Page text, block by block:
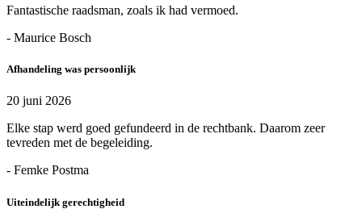
Fantastische raadsman, zoals ik had vermoed.
- Maurice Bosch
Afhandeling was persoonlijk
20 juni 2026
Elke stap werd goed gefundeerd in de rechtbank. Daarom zeer
tevreden met de begeleiding.
- Femke Postma
Uiteindelijk gerechtigheid